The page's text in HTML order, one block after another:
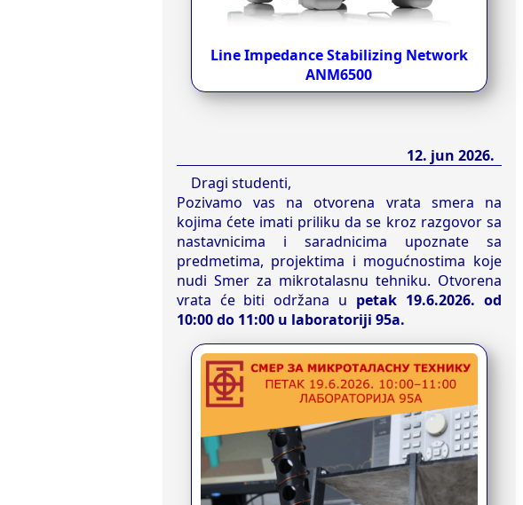
Line Impedance Stabilizing Network
ANM6500
12. jun 2026.
Dragi studenti,
Pozivamo vas na otvorena vrata smera na
kojima ćete imati priliku da se kroz razgovor sa
nastavnicima i saradnicima upoznate sa
predmetima, projektima i mogućnostima koje
nudi Smer za mikrotalasnu tehniku. Otvorena
vrata će biti održana u petak 19.6.2026. od
10:00 do 11:00 u laboratoriji 95a.